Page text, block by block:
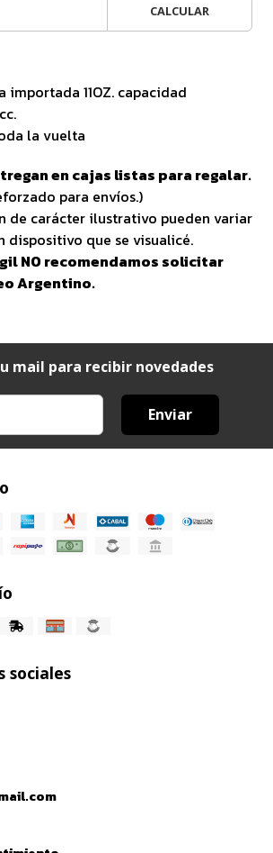
CALCULAR
importada 11OZ. capacidad
la vuelta
en cajas listas para regalar.
para envíos.)
de carácter ilustrativo pueden variar
dispositivo que se visualicé.
NO recomendamos solicitar
Argentino.
mail para recibir novedades
Enviar
sociales